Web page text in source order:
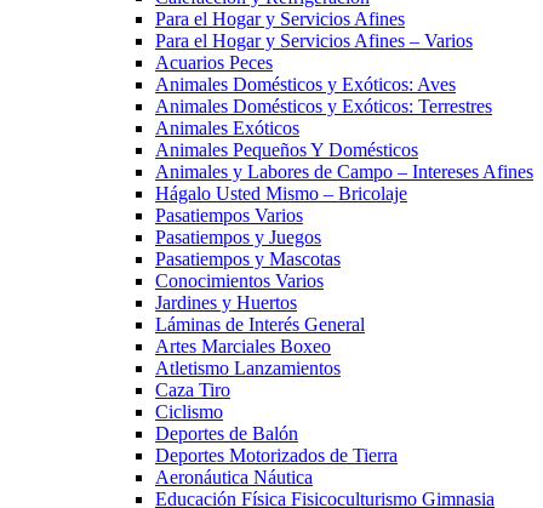
Para el Hogar y Servicios Afines
Para el Hogar y Servicios Afines – Varios
Acuarios Peces
Animales Domésticos y Exóticos: Aves
Animales Domésticos y Exóticos: Terrestres
Animales Exóticos
Animales Pequeños Y Domésticos
Animales y Labores de Campo – Intereses Afines
Hágalo Usted Mismo – Bricolaje
Pasatiempos Varios
Pasatiempos y Juegos
Pasatiempos y Mascotas
Conocimientos Varios
Jardines y Huertos
Láminas de Interés General
Artes Marciales Boxeo
Atletismo Lanzamientos
Caza Tiro
Ciclismo
Deportes de Balón
Deportes Motorizados de Tierra
Aeronáutica Náutica
Educación Física Fisicoculturismo Gimnasia